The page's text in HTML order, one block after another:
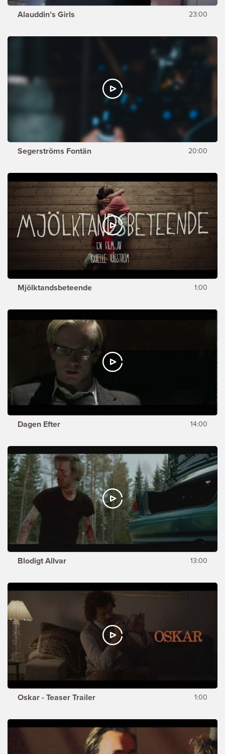
Alauddin’s Girls 23:00
Segerströms Fontän 20:00
Mjölktandsbeteende 1:00
Dagen Efter 14:00
Blodigt Allvar 13:00
Oskar - Teaser Trailer 1:00